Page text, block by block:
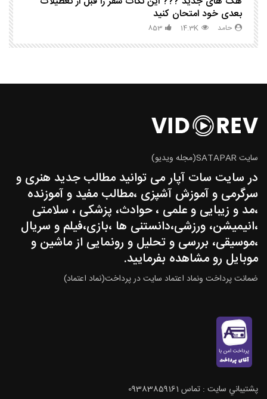
بعدی خود امتحان کنید
حامد 14.3K
853
سایت SATAPAR(مجله ویدیو)
در سایت سات آپار می توانید مطالب جدید هنری و
سرگرمی و آموزش آشپزی ،مطالب مفید و آموزنده
،مد و زیبایی و علمی ، حوادث، پزشکی ، سلامتی
،انیمیشن، ورزشی،دانستنی ها ،بازی،فیلم و سریال
،موسیقی، بررسی و تحلیل و رونمایی از ماشین و
موبایل رو مشاهده بفرمایید.
ضمانت پرداخت ونماد اعتماد سایت در پرداخت(نماد اعتماد)
پشتيباني سايت : تماس 09383859161